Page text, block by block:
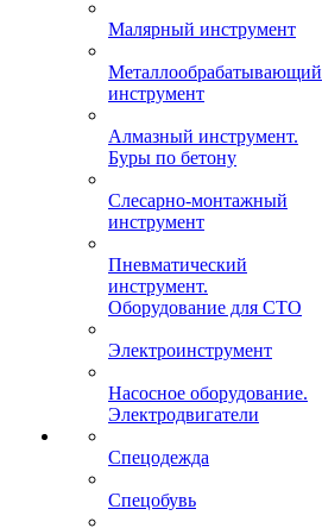
Малярный инструмент
Металлообрабатывающий
инструмент
Алмазный инструмент.
Буры по бетону
Слесарно-монтажный
инструмент
Пневматический
инструмент.
Оборудование для СТО
Электроинструмент
Насосное оборудование.
Электродвигатели
Спецодежда
Спецобувь